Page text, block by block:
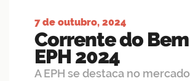
7 de outubro, 2024
Corrente do
EPH 2024
A EPH se destaca no mercado